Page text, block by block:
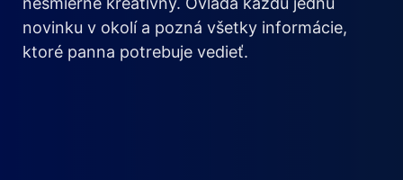
novinku v okolí a pozná všetky informácie,
ktoré panna potrebuje vedieť.